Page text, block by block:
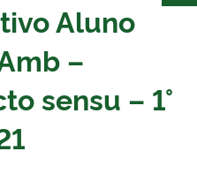
Aluno
–
sensu – 1°